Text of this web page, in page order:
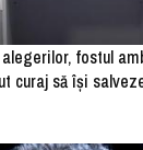
fostul
curaj să îşi